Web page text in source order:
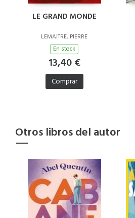
LE GRAND MONDE
LEMAITRE, PIERRE
En stock
13,40 €
Comprar
Otros libros del autor